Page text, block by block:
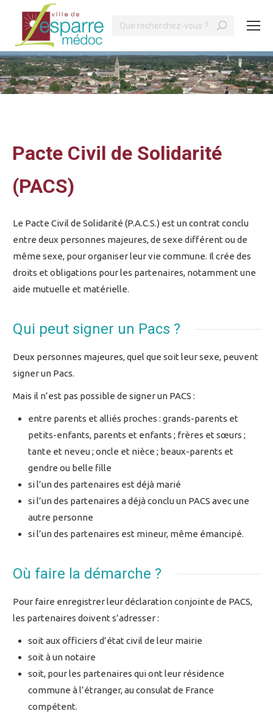
Search:
Vous êtes ici :
Pacte Civil de Solidarité
(PACS)
Le Pacte Civil de Solidarité (P.A.C.S.) est un contrat conclu
entre deux personnes majeures, de sexe différent ou de
même sexe, pour organiser leur vie commune. Il crée des
droits et obligations pour les partenaires, notamment une
aide mutuelle et matérielle.
Qui peut signer un Pacs ?
Deux personnes majeures, quel que soit leur sexe, peuvent
signer un Pacs.
Mais il n’est pas possible de signer un PACS :
entre parents et alliés proches : grands-parents et
petits-enfants, parents et enfants ; frères et sœurs ;
tante et neveu ; oncle et nièce ; beaux-parents et
gendre ou belle fille
si l’un des partenaires est déjà marié
si l’un des partenaires a déjà conclu un PACS avec une
autre personne
si l’un des partenaires est mineur, même émancipé.
Où faire la démarche ?
Pour faire enregistrer leur déclaration conjointe de PACS,
les partenaires doivent s’adresser :
soit aux officiers d’état civil de leur mairie
soit à un notaire
soit, pour les partenaires qui ont leur résidence
commune à l’étranger, au consulat de France
compétent.